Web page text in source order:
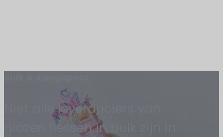
Niet alle leveranciers van
glazen flessen in bulk zijn in